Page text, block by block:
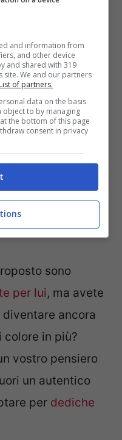
per guardare te
ciò che sei,
sono quando
i fantasmi; tutti
pochi quelli che
sono
per lui, ma avete
ancora
colore in più?
vostro pensiero
un autentico
per dediche
and information from
and other device
and shared with 319
site. We and our partners
List of partners.
data on the basis
object to by managing
the bottom of this page
consent in privacy